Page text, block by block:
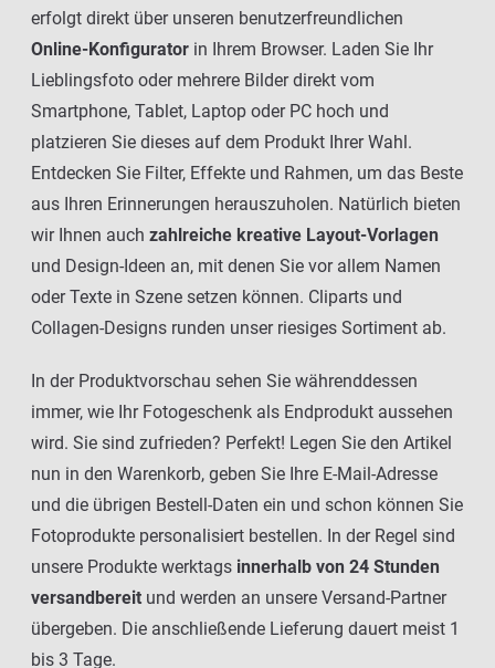
erfolgt direkt über unseren benutzerfreundlichen
Online-Konfigurator in Ihrem Browser. Laden Sie Ihr
Lieblingsfoto oder mehrere Bilder direkt vom
Smartphone, Tablet, Laptop oder PC hoch und
platzieren Sie dieses auf dem Produkt Ihrer Wahl.
Entdecken Sie Filter, Effekte und Rahmen, um das Beste
aus Ihren Erinnerungen herauszuholen. Natürlich bieten
wir Ihnen auch zahlreiche kreative Layout-Vorlagen
und Design-Ideen an, mit denen Sie vor allem Namen
oder Texte in Szene setzen können. Cliparts und
Collagen-Designs runden unser riesiges Sortiment ab.
In der Produktvorschau sehen Sie währenddessen
immer, wie Ihr Fotogeschenk als Endprodukt aussehen
wird. Sie sind zufrieden? Perfekt! Legen Sie den Artikel
nun in den Warenkorb, geben Sie Ihre E-Mail-Adresse
und die übrigen Bestell-Daten ein und schon können Sie
Fotoprodukte personalisiert bestellen. In der Regel sind
unsere Produkte werktags innerhalb von 24 Stunden
versandbereit und werden an unsere Versand-Partner
übergeben. Die anschließende Lieferung dauert meist 1
bis 3 Tage.